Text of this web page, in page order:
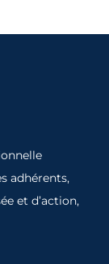
adhérents,
et d’action,